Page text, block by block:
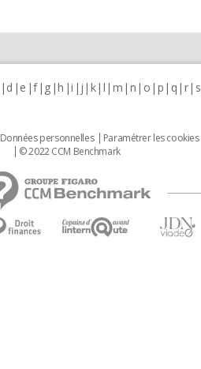
d e f g h i j k l m n o p q r s
Données personnelles Paramétrer les cookies
© 2022 CCM Benchmark